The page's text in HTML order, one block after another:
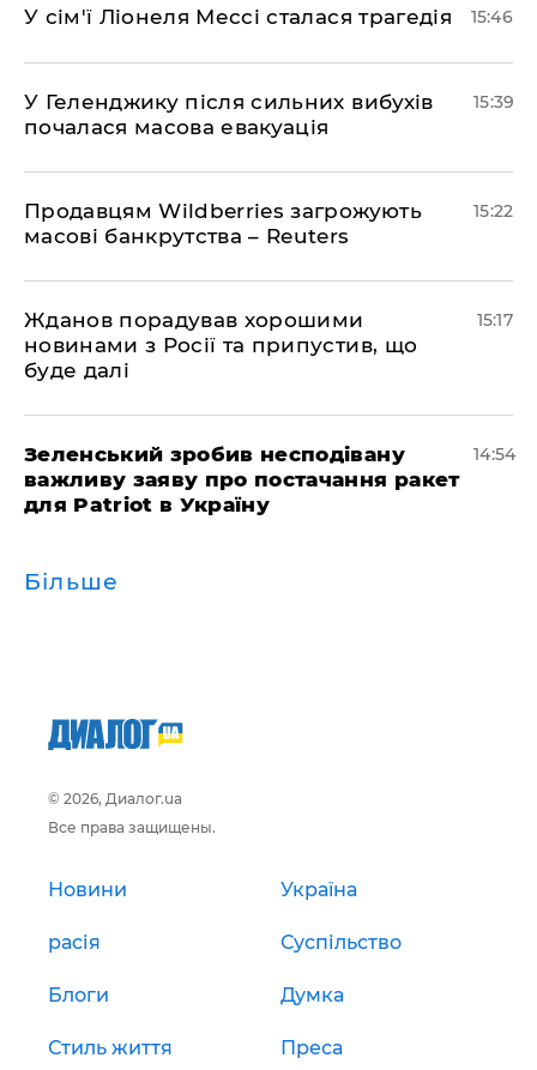
У сім'ї Ліонеля Мессі сталася трагедія 15:46
У Геленджику після сильних вибухів
почалася масова евакуація
15:39
Продавцям Wildberries загрожують
масові банкрутства – Reuters
15:22
Жданов порадував хорошими
новинами з Росії та припустив, що
буде далі
15:17
Зеленський зробив несподівану
важливу заяву про постачання ракет
для Patriot в Україну
14:54
Більше
© 2026, Диалог.ua
Все права защищены.
Новини Україна
расія Суспільство
Блоги Думка
Стиль життя Преса